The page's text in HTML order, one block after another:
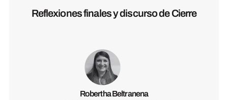
Reflexiones finales y discurso de Cierre
Robertha Beltranena